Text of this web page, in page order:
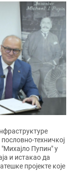
техничкој
Пупин" у
и истакао да
пројекте које